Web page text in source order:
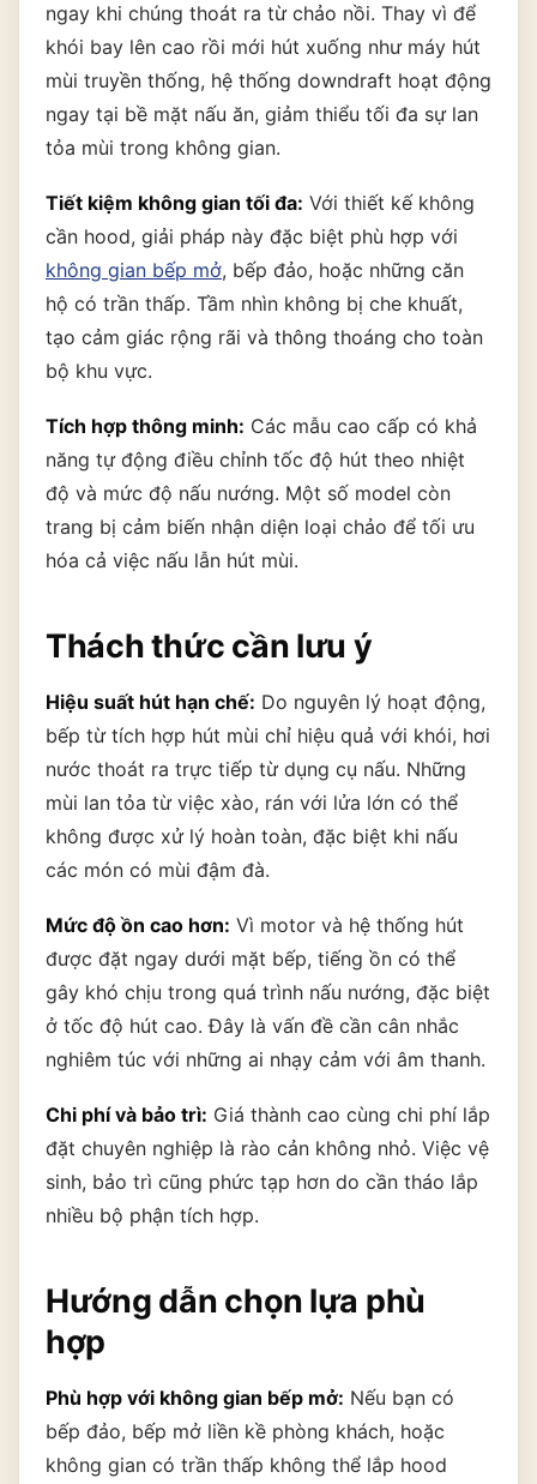
ngay khi chúng thoát ra từ chảo nồi. Thay vì để
khói bay lên cao rồi mới hút xuống như máy hút
mùi truyền thống, hệ thống downdraft hoạt động
ngay tại bề mặt nấu ăn, giảm thiểu tối đa sự lan
tỏa mùi trong không gian.
Tiết kiệm không gian tối đa: Với thiết kế không
cần hood, giải pháp này đặc biệt phù hợp với
không gian bếp mở, bếp đảo, hoặc những căn
hộ có trần thấp. Tầm nhìn không bị che khuất,
tạo cảm giác rộng rãi và thông thoáng cho toàn
bộ khu vực.
Tích hợp thông minh: Các mẫu cao cấp có khả
năng tự động điều chỉnh tốc độ hút theo nhiệt
độ và mức độ nấu nướng. Một số model còn
trang bị cảm biến nhận diện loại chảo để tối ưu
hóa cả việc nấu lẫn hút mùi.
Thách thức cần lưu ý
Hiệu suất hút hạn chế: Do nguyên lý hoạt động,
bếp từ tích hợp hút mùi chỉ hiệu quả với khói, hơi
nước thoát ra trực tiếp từ dụng cụ nấu. Những
mùi lan tỏa từ việc xào, rán với lửa lớn có thể
không được xử lý hoàn toàn, đặc biệt khi nấu
các món có mùi đậm đà.
Mức độ ồn cao hơn: Vì motor và hệ thống hút
được đặt ngay dưới mặt bếp, tiếng ồn có thể
gây khó chịu trong quá trình nấu nướng, đặc biệt
ở tốc độ hút cao. Đây là vấn đề cần cân nhắc
nghiêm túc với những ai nhạy cảm với âm thanh.
Chi phí và bảo trì: Giá thành cao cùng chi phí lắp
đặt chuyên nghiệp là rào cản không nhỏ. Việc vệ
sinh, bảo trì cũng phức tạp hơn do cần tháo lắp
nhiều bộ phận tích hợp.
Hướng dẫn chọn lựa phù
hợp
Phù hợp với không gian bếp mở: Nếu bạn có
bếp đảo, bếp mở liền kề phòng khách, hoặc
không gian có trần thấp không thể lắp hood